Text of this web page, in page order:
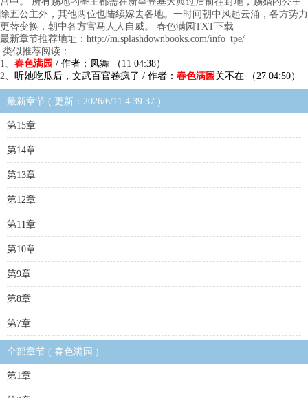
除五公主外，其他两位也陆续嫁去各地。一时间朝中风起云涌，各方势力
更替变换，朝中各方官马人人自威。 春色满园TXT下载
最新章节推荐地址：http://m.splashdownbooks.com/info_tpe/
类似推荐阅读：
1、 春色满园 / 作者：凤舞 （11 04:38）
2、 听她吃瓜后，文武百官卷疯了 / 作者： 春色满园 关不在 （27 04:50）
最新章节 ( 更新：2026/6/11 4:39:37 )
第15章
第14章
第13章
第12章
第11章
第10章
第9章
第8章
第7章
全部章节 ( 春色满园 )
第1章